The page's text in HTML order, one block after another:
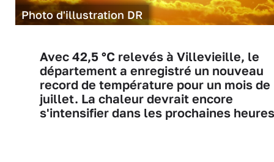
Photo d'illustration DR
Avec 42,5 °C relevés à Villevieille, le
département a enregistré un nouveau
record de température pour un mois de
juillet. La chaleur devrait encore
s'intensifier dans les prochaines